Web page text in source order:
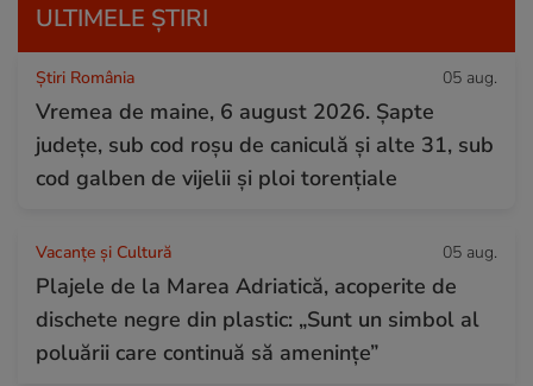
ULTIMELE ȘTIRI
Știri România 05 aug.
Vremea de maine, 6 august 2026. Șapte
județe, sub cod roșu de caniculă și alte 31, sub
cod galben de vijelii și ploi torențiale
Vacanțe și Cultură 05 aug.
Plajele de la Marea Adriatică, acoperite de
dischete negre din plastic: „Sunt un simbol al
poluării care continuă să amenințe”